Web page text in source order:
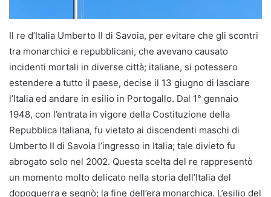
Il re d’Italia Umberto II di Savoia, per evitare che gli scontri
tra monarchici e repubblicani, che avevano causato
incidenti mortali in diverse città; italiane, si potessero
estendere a tutto il paese, decise il 13 giugno di lasciare
l’Italia ed andare in esilio in Portogallo. Dal 1° gennaio
1948, con l’entrata in vigore della Costituzione della
Repubblica Italiana, fu vietato ai discendenti maschi di
Umberto II di Savoia l’ingresso in Italia; tale divieto fu
abrogato solo nel 2002. Questa scelta del re rappresentò
un momento molto delicato nella storia dell’Italia del
dopoguerra e segnò; la fine dell’era monarchica. L’esilio del